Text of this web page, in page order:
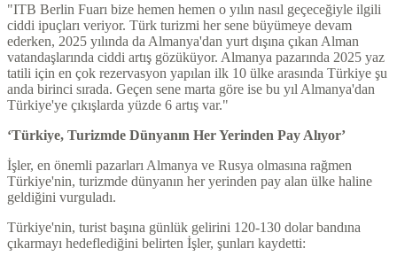
"ITB Berlin Fuarı bize hemen hemen o yılın nasıl geçeceğiyle ilgili
ciddi ipuçları veriyor. Türk turizmi her sene büyümeye devam
ederken, 2025 yılında da Almanya'dan yurt dışına çıkan Alman
vatandaşlarında ciddi artış gözüküyor. Almanya pazarında 2025 yaz
tatili için en çok rezervasyon yapılan ilk 10 ülke arasında Türkiye şu
anda birinci sırada. Geçen sene marta göre ise bu yıl Almanya'dan
Türkiye'ye çıkışlarda yüzde 6 artış var."
‘Türkiye, Turizmde Dünyanın Her Yerinden Pay Alıyor’
İşler, en önemli pazarları Almanya ve Rusya olmasına rağmen
Türkiye'nin, turizmde dünyanın her yerinden pay alan ülke haline
geldiğini vurguladı.
Türkiye'nin, turist başına günlük gelirini 120-130 dolar bandına
çıkarmayı hedeflediğini belirten İşler, şunları kaydetti: